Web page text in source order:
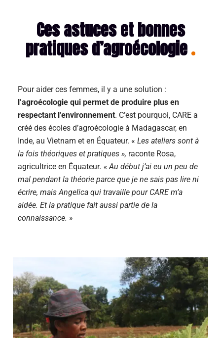
Ces astuces et bonnes
pratiques d’agroécologie
Pour aider ces femmes, il y a une solution :
l’agroécologie qui permet de produire plus en
respectant l’environnement. C’est pourquoi, CARE a
créé des écoles d’agroécologie à Madagascar, en
Inde, au Vietnam et en Équateur. « Les ateliers sont à
la fois théoriques et pratiques », raconte Rosa,
agricultrice en Équateur. « Au début j’ai eu un peu de
mal pendant la théorie parce que je ne sais pas lire ni
écrire, mais Angelica qui travaille pour CARE m’a
aidée. Et la pratique fait aussi partie de la
connaissance. »